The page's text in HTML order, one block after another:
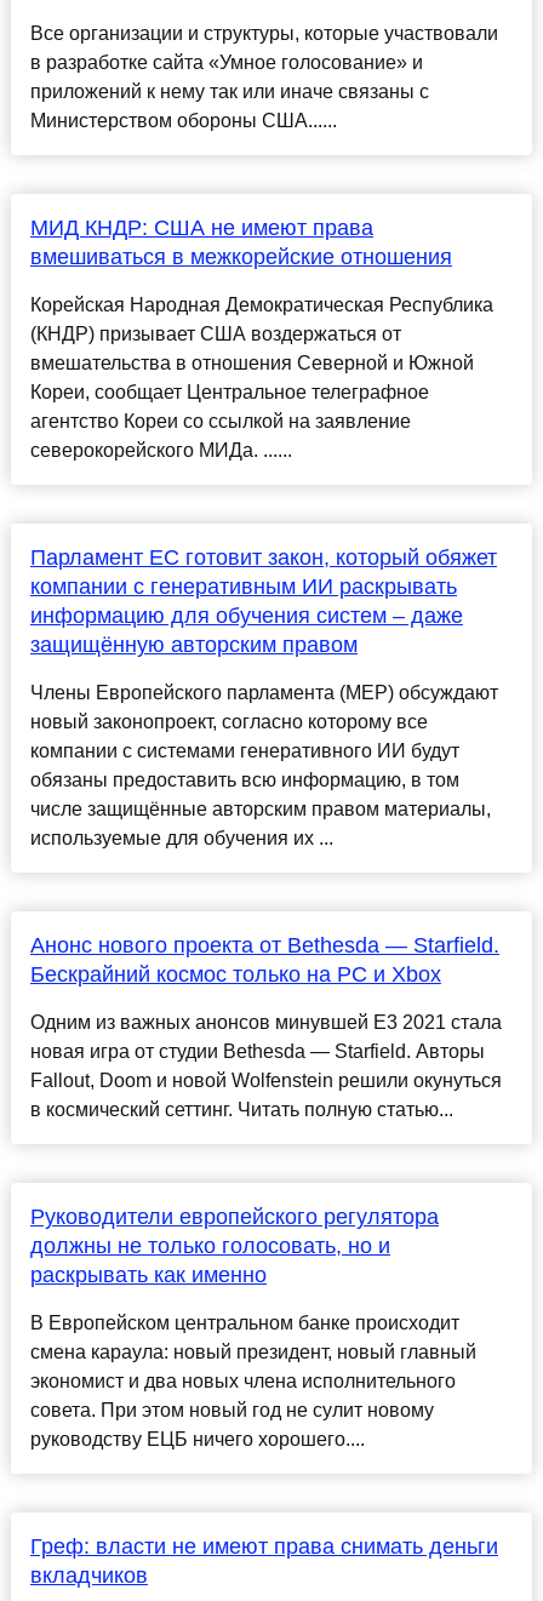
Все организации и структуры, которые участвовали
в разработке сайта «Умное голосование» и
приложений к нему так или иначе связаны с
Министерством обороны США......
МИД КНДР: США не имеют права
вмешиваться в межкорейские отношения
Корейская Народная Демократическая Республика
(КНДР) призывает США воздержаться от
вмешательства в отношения Северной и Южной
Кореи, сообщает Центральное телеграфное
агентство Кореи со ссылкой на заявление
северокорейского МИДа. ......
Парламент ЕС готовит закон, который обяжет
компании с генеративным ИИ раскрывать
информацию для обучения систем – даже
защищённую авторским правом
Члены Европейского парламента (MEP) обсуждают
новый законопроект, согласно которому все
компании с системами генеративного ИИ будут
обязаны предоставить всю информацию, в том
числе защищённые авторским правом материалы,
используемые для обучения их ...
Анонс нового проекта от Bethesda — Starfield.
Бескрайний космос только на PC и Xbox
Одним из важных анонсов минувшей E3 2021 стала
новая игра от студии Bethesda — Starfield. Авторы
Fallout, Doom и новой Wolfenstein решили окунуться
в космический сеттинг. Читать полную статью...
Руководители европейского регулятора
должны не только голосовать, но и
раскрывать как именно
В Европейском центральном банке происходит
смена караула: новый президент, новый главный
экономист и два новых члена исполнительного
совета. При этом новый год не сулит новому
руководству ЕЦБ ничего хорошего....
Греф: власти не имеют права снимать деньги
вкладчиков